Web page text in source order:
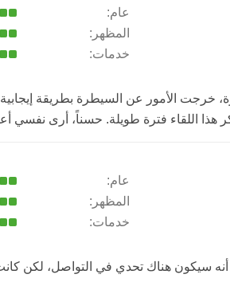
عام:
المظهر:
خدمات:
خرجت الأمور عن السيطرة بطريقة
اللقاء فترة طويلة. حسناً، أرى نفسي
عام:
المظهر:
خدمات:
هناك تحدي في التواصل، لكن كانت